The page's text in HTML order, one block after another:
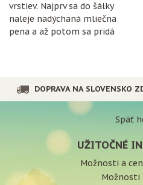
vrstiev. Najprv sa do šálky
naleje nadýchaná mliečna
pena a až potom sa pridá
DOPRAVA NA SLOVENSKO
Späť
UŽITOČNÉ
Možnosti a
Možnosti